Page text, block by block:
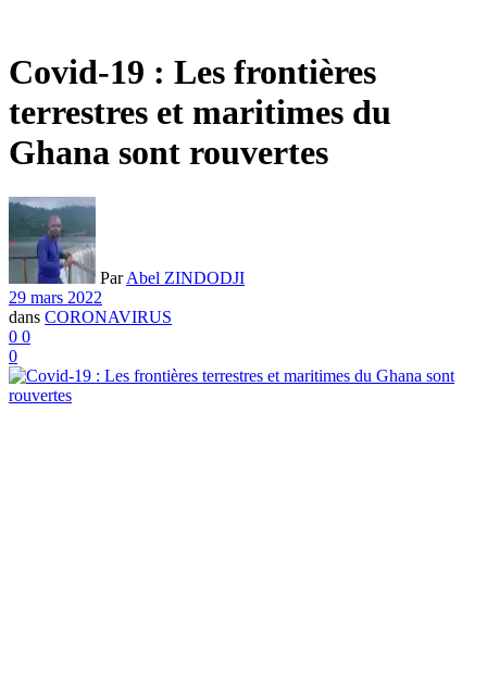
Covid-19 : Les frontières
terrestres et maritimes du
Ghana sont rouvertes
Par Abel ZINDODJI
29 mars 2022
dans CORONAVIRUS
0 0
0